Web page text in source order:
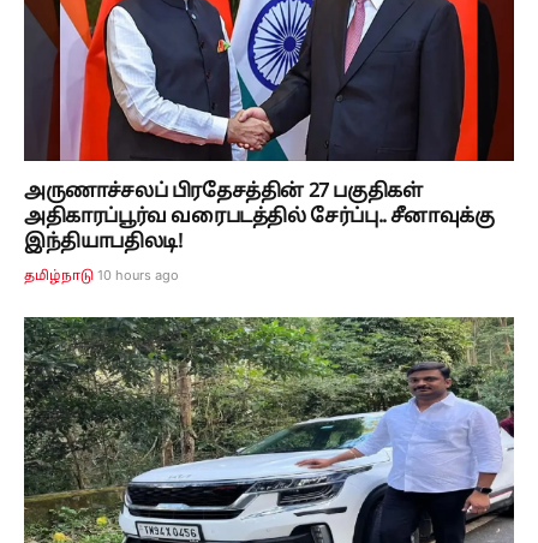
அருணாச்சலப் பிரதேசத்தின் 27 பகுதிகள்
அதிகாரப்பூர்வ வரைபடத்தில் சேர்ப்பு.. சீனாவுக்கு
இந்தியாபதிலடி!
தமிழ்நாடு 10 hours ago